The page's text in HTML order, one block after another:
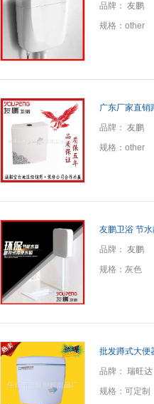
品牌： 友鹏
规格： other
品牌： 友鹏
规格： other
品牌： 友鹏
规格： 灰色
品牌： 瑞旺达
规格： 可定制